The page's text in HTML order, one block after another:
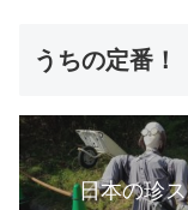
うちの定番！
日本の珍